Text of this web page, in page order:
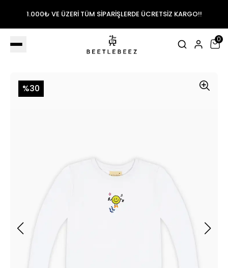
1.000₺ VE ÜZERİ TÜM SİPARİŞLERDE ÜCRETSİZ KARGO!!
0
%30